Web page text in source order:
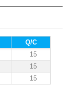
Q/C
15
15
15